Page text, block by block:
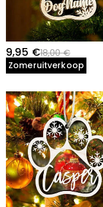
9,95 €18,00 €
Zomeruitverkoop